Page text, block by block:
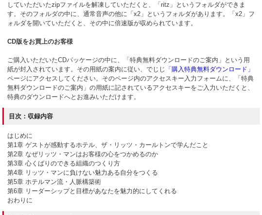
していただいたzipファイルを解凍していただくと、「ritz」というフォルダができま
す。そのフォルダの中に、通常音声の他に「x2」というフォルダがあります。「x2」フ
ォルダを開いていただくと、その中に倍速版が収められています。
CD版をお買上のお客様
ご購入いただいたCDパッケージの中に、「特典無料ダウンロードのご案内」という用
紙が封入されています。その用紙の案内に従い、でじじ 「購入特典無料ダウンロード」
ページにアクセスしてください。そのページ内のアクセスキー入力フォームに、「特典
無料ダウンロードのご案内」の用紙に記されているアクセスキーをご入力いただくと、
特典のダウンロードへとお進みいただけます。
目次：収録内容
はじめに
第1章 ゲストが感動するホテル、ザ・リッツ・カールトンで学んだこと
第2章 なぜリッツ・マンはお客様の心をつかめるのか
第3章 心くばりのできる組織のつくり方
第4章 リッツ・マンに負けない魅力ある自分をつくる
第5章 ホテルマン流・人脈構築術
第6章 リーダーシップと目標があなたを魅力的にしてくれる
おわりに